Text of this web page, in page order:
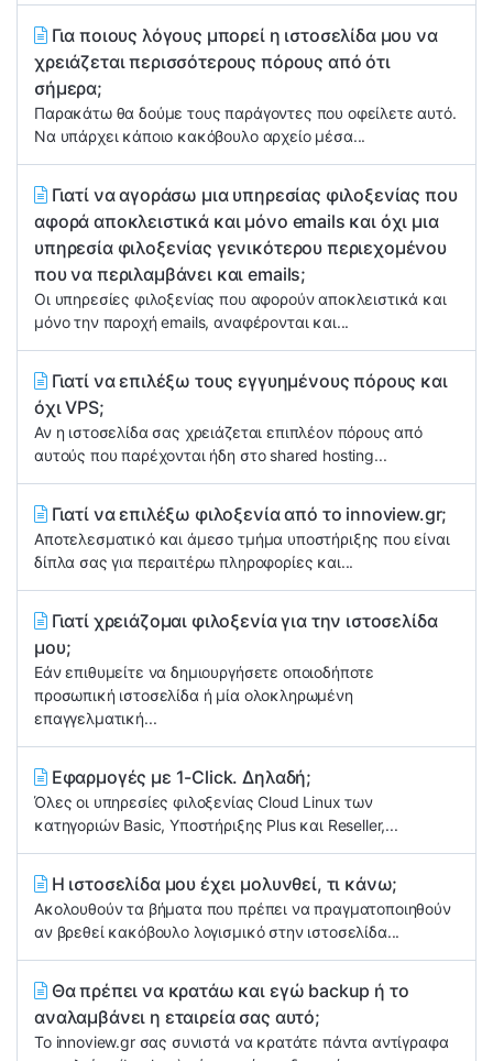
Για ποιους λόγους μπορεί η ιστοσελίδα μου να
χρειάζεται περισσότερους πόρους από ότι
σήμερα;
Παρακάτω θα δούμε τους παράγοντες που οφείλετε αυτό.
Να υπάρχει κάποιο κακόβουλο αρχείο μέσα...
Γιατί να αγοράσω μια υπηρεσίας φιλοξενίας που
αφορά αποκλειστικά και μόνο emails και όχι μια
υπηρεσία φιλοξενίας γενικότερου περιεχομένου
που να περιλαμβάνει και emails;
Οι υπηρεσίες φιλοξενίας που αφορούν αποκλειστικά και
μόνο την παροχή emails, αναφέρονται και...
Γιατί να επιλέξω τους εγγυημένους πόρους και
όχι VPS;
Αν η ιστοσελίδα σας χρειάζεται επιπλέον πόρους από
αυτούς που παρέχονται ήδη στο shared hosting...
Γιατί να επιλέξω φιλοξενία από τo innoview.gr;
Αποτελεσματικό και άμεσο τμήμα υποστήριξης που είναι
δίπλα σας για περαιτέρω πληροφορίες και...
Γιατί χρειάζομαι φιλοξενία για την ιστοσελίδα
μου;
Εάν επιθυμείτε να δημιουργήσετε οποιοδήποτε
προσωπική ιστοσελίδα ή μία ολοκληρωμένη
επαγγελματική...
Εφαρμογές με 1-Click. Δηλαδή;
Όλες οι υπηρεσίες φιλοξενίας Cloud Linux των
κατηγοριών Basic, Υποστήριξης Plus και Reseller,...
Η ιστοσελίδα μου έχει μολυνθεί, τι κάνω;
Ακολουθούν τα βήματα που πρέπει να πραγματοποιηθούν
αν βρεθεί κακόβουλο λογισμικό στην ιστοσελίδα...
Θα πρέπει να κρατάω και εγώ backup ή το
αναλαμβάνει η εταιρεία σας αυτό;
Το innoview.gr σας συνιστά να κρατάτε πάντα αντίγραφα